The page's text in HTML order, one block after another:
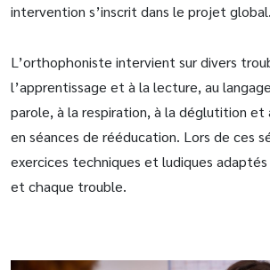
intervention s’inscrit dans le projet global.
L’orthophoniste intervient sur divers
l’apprentissage et à la lecture, au
parole, à la respiration, à la déglutition et
en séances de rééducation. Lors de ces
exercices techniques et ludiques
et chaque trouble.